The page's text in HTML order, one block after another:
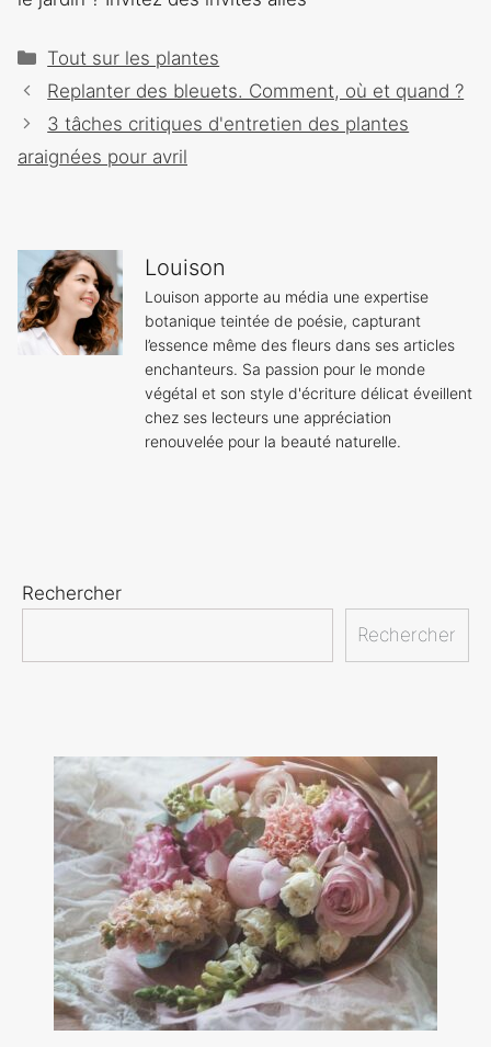
Catégories
Tout sur les plantes
Navigation
des
Replanter des bleuets. Comment, où et quand ?
3 tâches critiques d'entretien des plantes
araignées pour avril
Louison
Louison apporte au média une expertise
botanique teintée de poésie, capturant
l’essence même des fleurs dans ses articles
enchanteurs. Sa passion pour le monde
végétal et son style d'écriture délicat éveillent
chez ses lecteurs une appréciation
renouvelée pour la beauté naturelle.
Rechercher
Rechercher